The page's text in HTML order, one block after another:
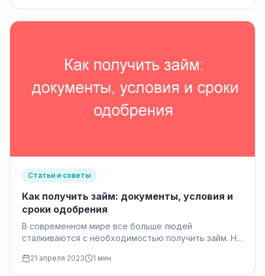
Статьи и советы
Как получить займ: документы, условия и
сроки одобрения
В современном мире все больше людей
сталкиваются с необходимостью получить займ. Но
21 апреля 2023 1 мин